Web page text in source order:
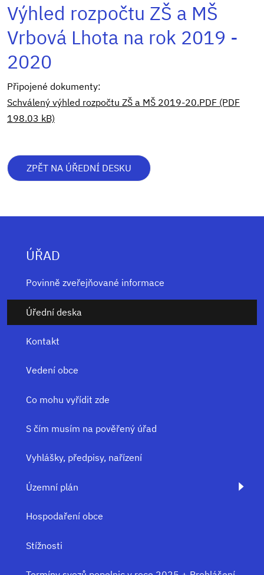
Výhled rozpočtu ZŠ a MŠ
Vrbová Lhota na rok 2019 -
2020
Připojené dokumenty:
Schválený výhled rozpočtu ZŠ a MŠ 2019-20.PDF (PDF
198.03 kB)
ZPĚT NA ÚŘEDNÍ DESKU
ÚŘAD
Povinně zveřejňované informace
Úřední deska
Kontakt
Vedení obce
Co mohu vyřídit zde
S čím musím na pověřený úřad
Vyhlášky, předpisy, nařízení
Územní plán
Hospodaření obce
Stížnosti